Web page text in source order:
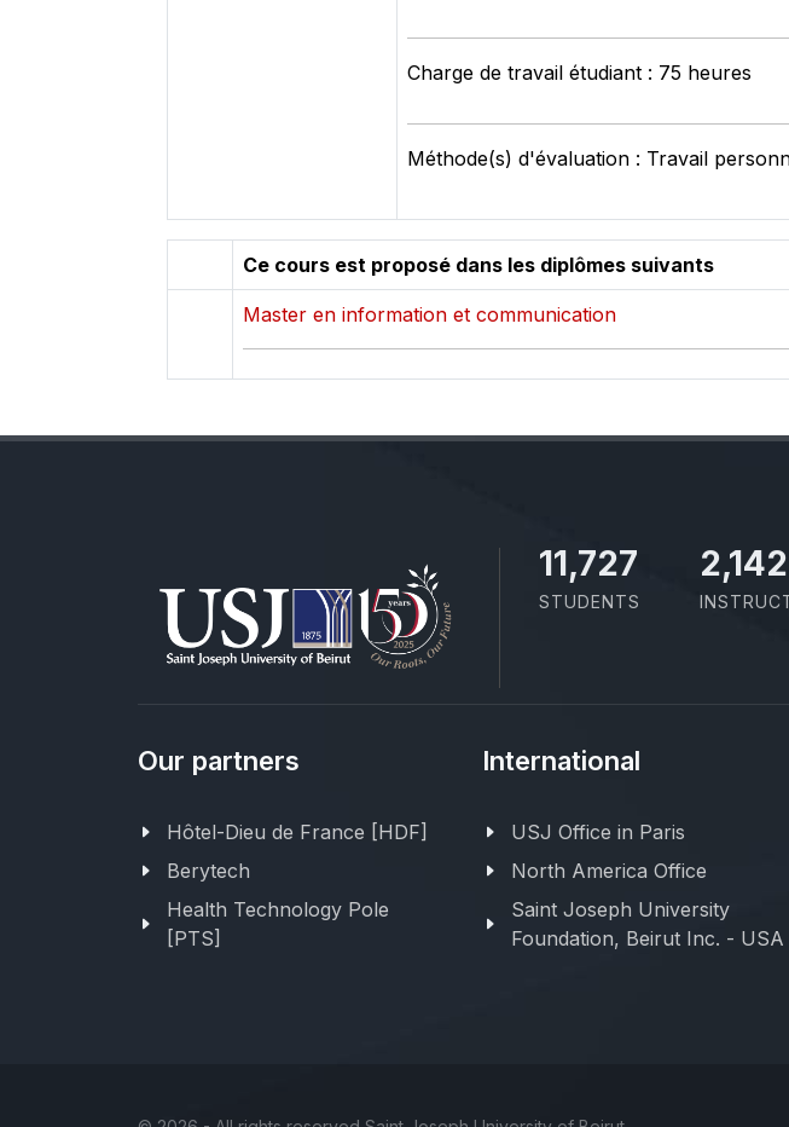
Charge de travail étudiant : 75 heures
Méthode(s) d'évaluation : Travail
Ce cours est proposé dans les diplômes suivants
Master en information et communication
11,727
STUDENTS
2,142
Our partners
Hôtel-Dieu de France [HDF]
Berytech
Health Technology Pole
[PTS]
International
USJ Office in Paris
North America Office
Saint Joseph University
Foundation, Beirut Inc. - USA